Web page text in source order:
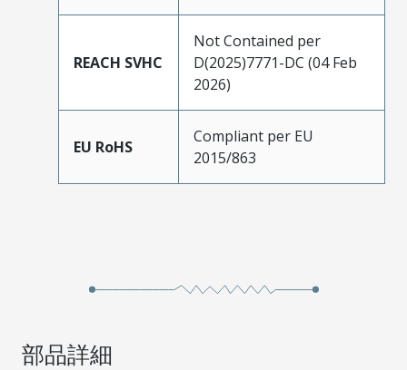
REACH SVHC
Not Contained per
D(2025)7771-DC (04 Feb
2026)
EU RoHS
Compliant per EU
2015/863
部品詳細